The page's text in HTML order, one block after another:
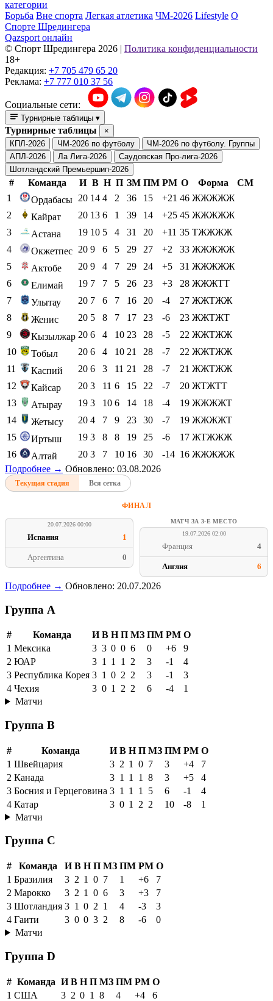
категории
Борьба Вне спорта Легкая атлетика ЧМ-2026 Lifestyle О
Спорте Шредингера
Qazsport онлайн
© Cпорт Шредингера 2026 | Политика конфиденциальности
18+
Редакция: +7 705 479 65 20
Реклама: +7 777 010 37 56
Социальные сети:
Турнирные таблицы ▾
Турнирные таблицы
×
КПЛ-2026
ЧМ-2026 по футболу
ЧМ-2026 по футболу. Группы
АПЛ-2026
Ла Лига-2026
Саудовская Про-лига-2026
Шотландский Премьершип-2026
# Команда И В Н П ЗМ ПМ РМ О Форма
СМ
1
Ордабасы 20 14 4 2 36 15 +21 46 ЖЖЖЖЖ
2
Кайрат 20 13 6 1 39 14 +25 45 ЖЖЖЖЖ
3
Астана 19 10 5 4 31 20 +11 35 ТЖЖЖЖ
4
Окжетпес 20 9 6 5 29 27 +2 33 ЖЖЖЖЖ
5
Актобе 20 9 4 7 29 24 +5 31 ЖЖЖЖЖ
6
Елимай 19 7 7 5 26 23 +3 28 ЖЖЖТТ
7
Улытау 20 7 6 7 16 20 -4 27 ЖЖТЖЖ
8
Женис 20 5 8 7 17 23 -6 23 ЖЖТЖТ
9
Кызылжар 20 6 4 10 23 28 -5 22 ЖЖТЖЖ
10
Тобыл 20 6 4 10 21 28 -7 22 ЖЖТЖЖ
11
Каспий 20 6 3 11 21 28 -7 21 ЖЖТЖЖ
12
Кайсар 20 3 11 6 15 22 -7 20 ЖТЖТТ
13
Атырау 19 3 10 6 14 18 -4 19 ЖЖЖЖТ
14
Жетысу 20 4 7 9 23 30 -7 19 ЖЖЖЖТ
15
Иртыш 19 3 8 8 19 25 -6 17 ЖТЖЖЖ
16
Алтай 20 3 7 10 16 30 -14 16 ЖЖЖЖЖ
Подробнее → Обновлено: 03.08.2026
Текущая стадия Вся сетка
ФИНАЛ
20.07.2026 00:00
Испания 1
Аргентина 0
МАТЧ ЗА 3-Е МЕСТО
19.07.2026 02:00
Франция 4
Англия 6
Подробнее → Обновлено: 20.07.2026
Группа A
# Команда И В Н П МЗ ПМ РМ О
1 Мексика 3 3 0 0 6 0 +6
9
2 ЮАР 3 1 1 1 2 3 -1
4
3 Республика Корея 3 1 0 2 2 3 -1
3
4 Чехия 3 0 1 2 2 6 -4
1
Матчи
Группа B
# Команда И В Н П МЗ ПМ РМ О
1 Швейцария 3 2 1 0 7 3 +4
7
2 Канада 3 1 1 1 8 3 +5
4
3 Босния и Герцеговина 3 1 1 1 5 6 -1
4
4 Катар 3 0 1 2 2 10 -8
1
Матчи
Группа C
# Команда И В Н П МЗ ПМ РМ О
1 Бразилия 3 2 1 0 7 1 +6
7
2 Марокко 3 2 1 0 6 3 +3
7
3 Шотландия 3 1 0 2 1 4 -3
3
4 Гаити 3 0 0 3 2 8 -6
0
Матчи
Группа D
# Команда И В Н П МЗ ПМ РМ О
1 США 3 2 0 1 8 4 +4
6